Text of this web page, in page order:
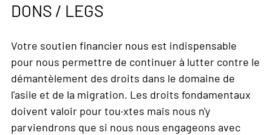
DONS / LEGS
Votre soutien financier nous est indispensable
pour nous permettre de continuer à lutter contre le
démantèlement des droits dans le domaine de
l'asile et de la migration. Les droits fondamentaux
doivent valoir pour tou·xtes mais nous n'y
parviendrons que si nous nous engageons avec